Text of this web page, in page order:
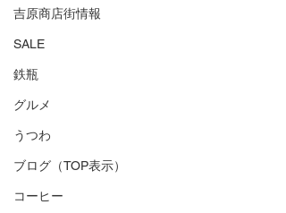
吉原商店街情報
SALE
鉄瓶
グルメ
うつわ
ブログ（TOP表示）
コーヒー